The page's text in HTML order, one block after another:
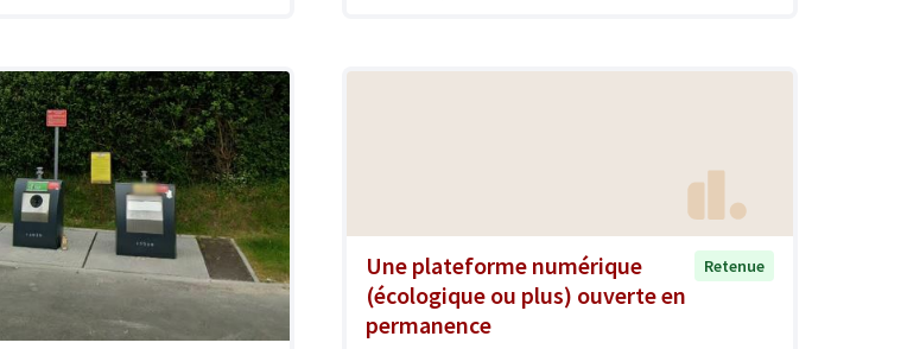
Une plateforme numérique
(écologique ou plus) ouverte en
permanence
Retenue